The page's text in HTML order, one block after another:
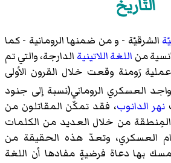
التّاريخ
الشرقيّة - و من ضمنها الرومانية - كما
من اللغة اللاتينية الدارجة، والتي تم
رَومنة وقعت خلال القرون الأولى
العسكري الروماني(نسبة إلى جنود
نهر الدانوب، فقد تمكّن المقاتلون من
المِنطقة من خلال العديد من الكلمات
العسكري، وتعدّ هذه الحقيقة من
بها دعاة فرضيةٍ مفادها أن اللغة